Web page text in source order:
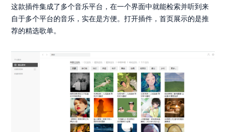
这款插件集成了多个音乐平台，在一个界面中就能检索并听到来
自于多个平台的音乐，实在是方便。打开插件，首页展示的是推
荐的精选歌单。